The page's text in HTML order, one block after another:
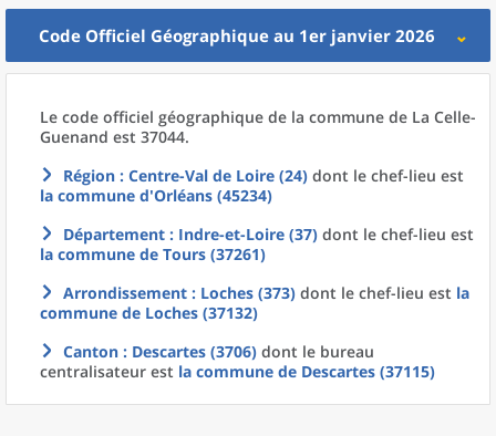
Code Officiel Géographique au 1er janvier 2026
Le code officiel géographique de la commune de La Celle-
Guenand est 37044.
Région : Centre-Val de Loire (24) dont le chef-lieu est
la commune d'Orléans (45234)
Département : Indre-et-Loire (37) dont le chef-lieu est
la commune de Tours (37261)
Arrondissement : Loches (373) dont le chef-lieu est la
commune de Loches (37132)
Canton : Descartes (3706) dont le bureau
centralisateur est la commune de Descartes (37115)